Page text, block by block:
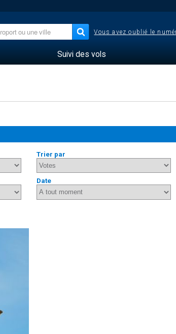
Vous avez oublié le
Suivi des vols
Trier par
Date